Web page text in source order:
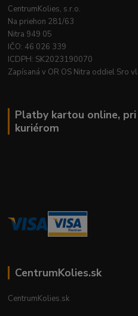
CentrumKolies, s.r.o.
Na priehon 281/63
Nitra 949 05
IČO: 46 026 339
ICDPH: SK2023190070
Zapísaná v OR OS Nitra oddiel Sro
Platby kartou online,
kuriérom
CentrumKolies.sk
CentrumKolies.sk